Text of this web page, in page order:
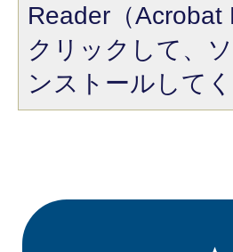
Reader（
クリックして、
ンストールしてく